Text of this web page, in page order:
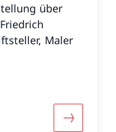
–
Maler
Mehr